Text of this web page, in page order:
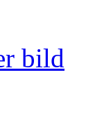
bild